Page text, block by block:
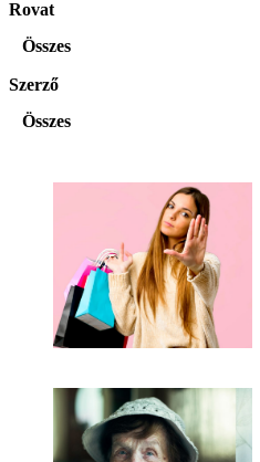
Rovat
Összes
Szerző
Összes